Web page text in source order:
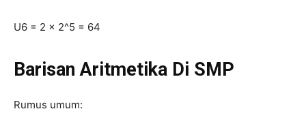
U6 = 2 × 2^5 = 64
Barisan Aritmetika Di SMP
Rumus umum: